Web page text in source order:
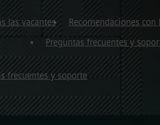
las vacantes
Recomendaciones con
Preguntas frecuentes y
frecuentes y soporte